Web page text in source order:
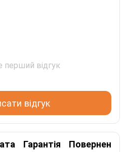
перший відгук
відгук
Гарантія Повернення